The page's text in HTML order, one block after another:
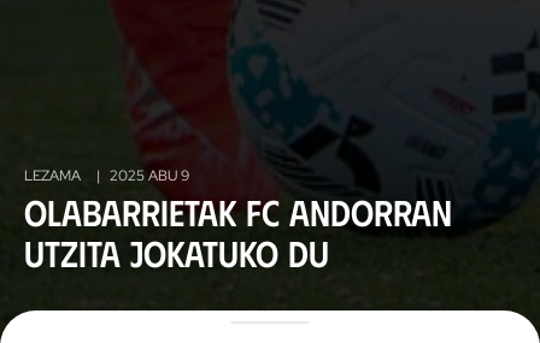
LEZAMA | 2025 ABU 9
Olabarrietak FC Andorran
utzita jokatuko du